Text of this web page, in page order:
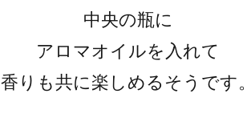
中央の瓶に
アロマオイルを入れて
香りも共に楽しめるそうです。